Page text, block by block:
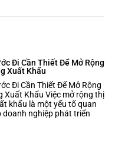
Đi Cần Thiết Để Mở Rộng
Xuất Khẩu
Đi Cần Thiết Để Mở Rộng
Xuất Khẩu Việc mở rộng thị
khẩu là một yếu tố quan
doanh nghiệp phát triển